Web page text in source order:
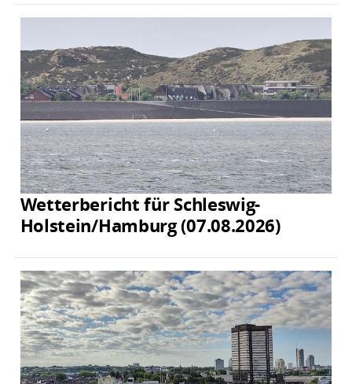
Wetterbericht für Schleswig-
Holstein/Hamburg (07.08.2026)